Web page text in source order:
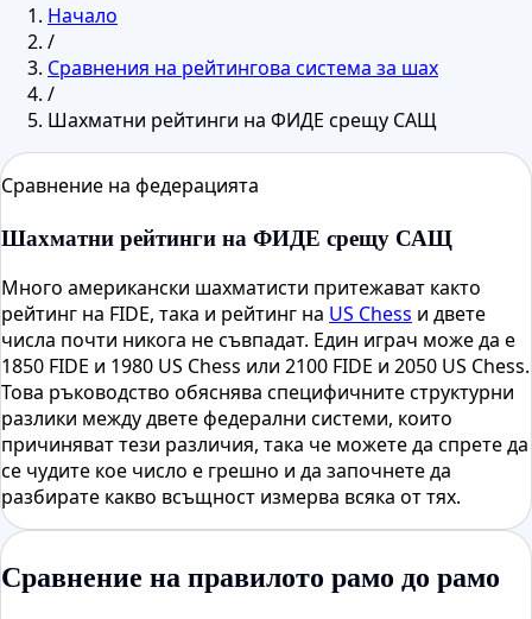
Начало
/
Сравнения на рейтингова система за шах
/
Шахматни рейтинги на ФИДЕ срещу САЩ
Сравнение на федерацията
Шахматни рейтинги на ФИДЕ срещу САЩ
Много американски шахматисти притежават както
рейтинг на FIDE, така и рейтинг на US Chess и двете
числа почти никога не съвпадат. Един играч може да е
1850 FIDE и 1980 US Chess или 2100 FIDE и 2050 US Chess.
Това ръководство обяснява специфичните структурни
разлики между двете федерални системи, които
причиняват тези различия, така че можете да спрете да
се чудите кое число е грешно и да започнете да
разбирате какво всъщност измерва всяка от тях.
Сравнение на правилото рамо до рамо